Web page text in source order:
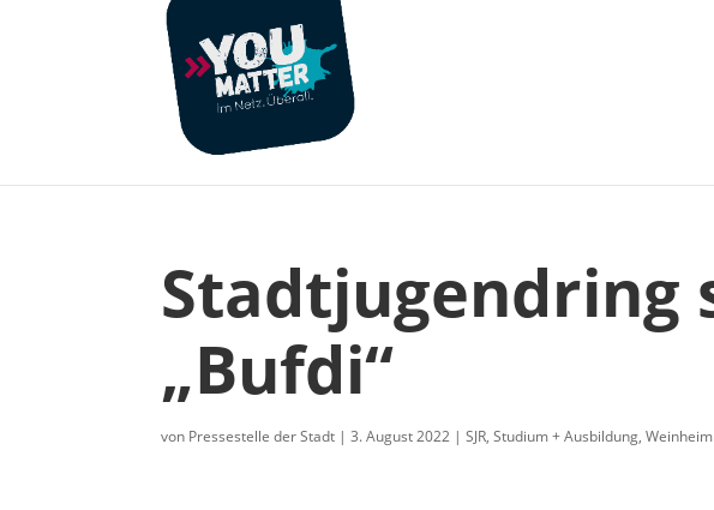
Stadtjugendring
„Bufdi“
von Pressestelle der Stadt |3. August 2022 |SJR,Studium + Ausbildung,Weinheim